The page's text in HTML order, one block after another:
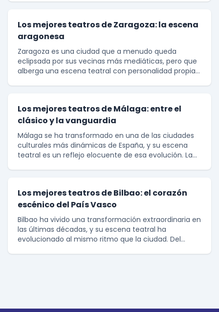
Los mejores teatros de Zaragoza: la escena
aragonesa
Zaragoza es una ciudad que a menudo queda
eclipsada por sus vecinas más mediáticas, pero que
alberga una escena teatral con personalidad propia y
Los mejores teatros de Málaga: entre el
clásico y la vanguardia
Málaga se ha transformado en una de las ciudades
culturales más dinámicas de España, y su escena
teatral es un reflejo elocuente de esa evolución. La
Los mejores teatros de Bilbao: el corazón
escénico del País Vasco
Bilbao ha vivido una transformación extraordinaria en
las últimas décadas, y su escena teatral ha
evolucionado al mismo ritmo que la ciudad. Del